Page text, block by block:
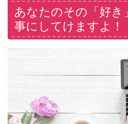
あなたのその「好き
事にしてけますよ！